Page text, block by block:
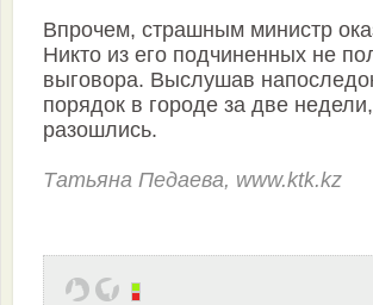
Впрочем, страшным министр
Никто из его подчиненных не
выговора. Выслушав
порядок в городе за две
разошлись.
Татьяна Педаева, www.ktk.kz